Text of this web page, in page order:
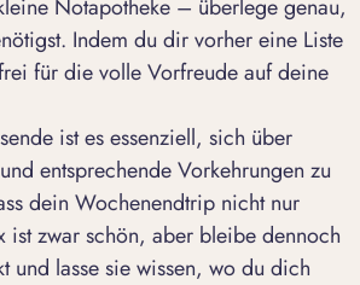
Notapotheke – überlege genau,
Indem du dir vorher eine Liste
für die volle Vorfreude auf deine
ist es essenziell, sich über
entsprechende Vorkehrungen zu
dein Wochenendtrip nicht nur
ist zwar schön, aber bleibe dennoch
und lasse sie wissen, wo du dich